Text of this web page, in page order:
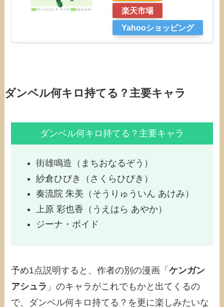
楽天市場
Yahooショッピング
ダンベル何キロ持てる？主要キャラ
ダンベル何キロ持てる？主要キャラ
街雄鳴造（まちおなるぞう）
紗倉ひびき（さくらひびき）
奏流院 朱美（そうりゅういん あけみ）
上原 彩也香（うえはら あやか）
ジーナ・ボイド
予め1点説明すると、作者の別の漫画「ケンガン
アシュラ 」のキャラがこれでもかと出てくるの
で、ダンベル何キロ持てる？を更に楽しみたいな